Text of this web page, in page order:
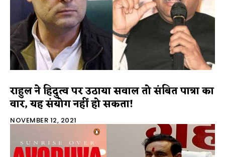
राहुल ने हिदुत्व पर उठाया सवाल तो संबित पात्रा का
वार, यह संयोग नहीं हो सकता!
NOVEMBER 12, 2021